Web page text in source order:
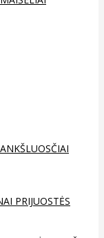
PRIJUOSTĖS